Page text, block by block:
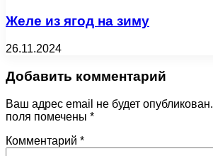
Желе из ягод на зиму
26.11.2024
Добавить комментарий
Ваш адрес email не будет опубликован.
поля помечены *
Комментарий *